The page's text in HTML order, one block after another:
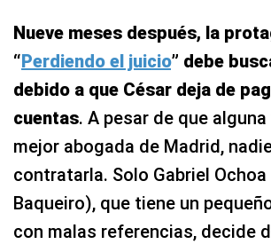
Nueve meses después, la
“Perdiendo el juicio” debe
debido a que César deja de
cuentas. A pesar de que
mejor abogada de Madrid,
contratarla. Solo Gabriel Ochoa
Baqueiro), que tiene un
con malas referencias, decide